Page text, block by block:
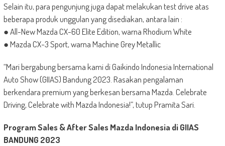
Selain itu, para pengunjung juga dapat melakukan test drive atas
beberapa produk unggulan yang disediakan, antara lain :
● All-New Mazda CX-60 Elite Edition, warna Rhodium White
● Mazda CX-3 Sport, warna Machine Grey Metallic
“Mari bergabung bersama kami di Gaikindo Indonesia International
Auto Show (GIIAS) Bandung 2023. Rasakan pengalaman
berkendara premium yang berkesan bersama Mazda. Celebrate
Driving, Celebrate with Mazda Indonesia!”, tutup Pramita Sari.
Program Sales & After Sales Mazda Indonesia di GIIAS
BANDUNG 2023